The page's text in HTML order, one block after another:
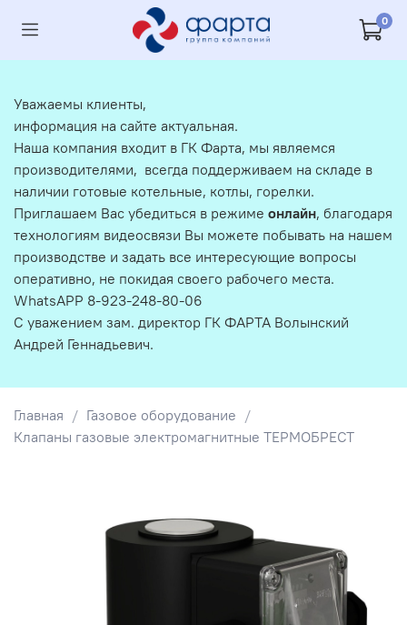
0
Главная
Газовое оборудование
Клапаны газовые электромагнитные ТЕРМОБРЕСТ
Уважаемы клиенты,
информация на сайте актуальная.
Наша компания входит в ГК Фарта, мы являемся
производителями, всегда поддерживаем на складе в
наличии готовые котельные, котлы, горелки.
Приглашаем Вас убедиться в режиме онлайн, благодаря
технологиям видеосвязи Вы можете побывать на нашем
производстве и задать все интересующие вопросы
оперативно, не покидая своего рабочего места.
WhatsAPP 8-923-248-80-06
С уважением зам. директор ГК ФАРТА Волынский
Андрей Геннадьевич.